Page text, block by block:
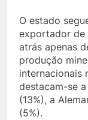
O estado
exportador de
atrás apenas
produção
internacionais
destacam-se
(13%), a
(5%).